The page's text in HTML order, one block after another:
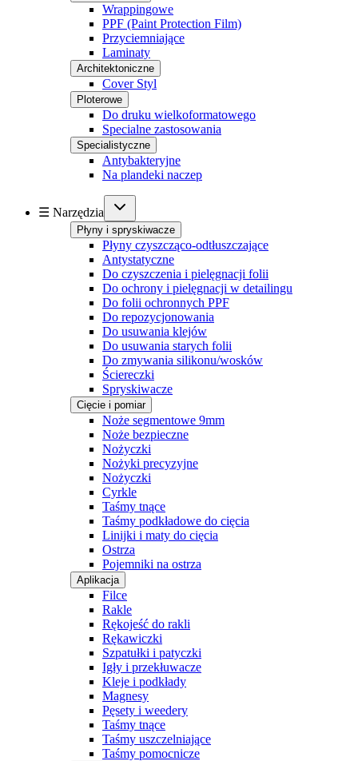
Wrappingowe
PPF (Paint Protection Film)
Przyciemniające
Laminaty
Architektoniczne
Cover Styl
Ploterowe
Do druku wielkoformatowego
Specialne zastosowania
Specialistyczne
Antybakteryjne
Na plandeki naczep
☰ Narzędzia
Płyny i spryskiwacze
Płyny czyszcząco-odtłuszczające
Antystatyczne
Do czyszczenia i pielęgnacji folii
Do ochrony i pielęgnacji w detailingu
Do folii ochronnych PPF
Do repozycjonowania
Do usuwania klejów
Do usuwania starych folii
Do zmywania silikonu/wosków
Ściereczki
Spryskiwacze
Cięcie i pomiar
Noże segmentowe 9mm
Noże bezpieczne
Nożyczki
Nożyki precyzyjne
Nożyczki
Cyrkle
Taśmy tnące
Taśmy podkładowe do cięcia
Linijki i maty do cięcia
Ostrza
Pojemniki na ostrza
Aplikacja
Filce
Rakle
Rękojeść do rakli
Rękawiczki
Szpatułki i patyczki
Igły i przekłuwacze
Kleje i podkłady
Magnesy
Pęsety i weedery
Taśmy tnące
Taśmy uszczelniające
Taśmy pomocnicze